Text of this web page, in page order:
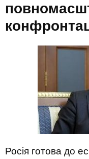
Росія готова до